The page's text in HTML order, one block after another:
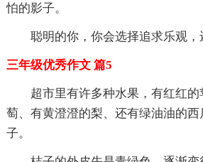
怕的影子。
聪明的你，你会选择追求乐观，
三年级优秀作文 篇5
超市里有许多种水果，有红红
萄、有黄澄澄的梨、还有绿油油的
子。